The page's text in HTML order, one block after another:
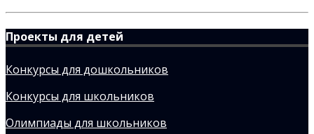
Проекты для детей
Конкурсы для дошкольников
Конкурсы для школьников
Олимпиады для школьников